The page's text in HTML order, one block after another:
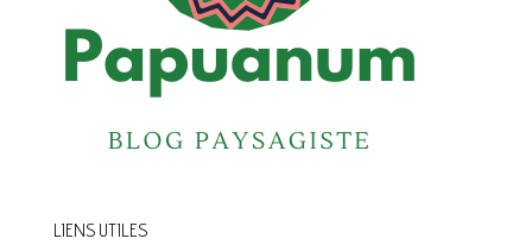
LIENS UTILES